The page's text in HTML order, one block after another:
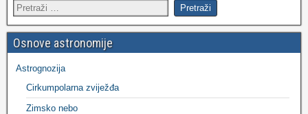
Osnove astronomije
Astrognozija
Cirkumpolarna zviježđa
Zimsko nebo